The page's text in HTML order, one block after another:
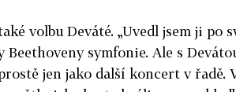
volbu Deváté. „Uvedl jsem ji po
Beethoveny symfonie. Ale s
jen jako další koncert v řadě.